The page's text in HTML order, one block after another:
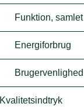
Funktion, samlet
Energiforbrug
Brugervenlighed
Kvalitetsindtryk